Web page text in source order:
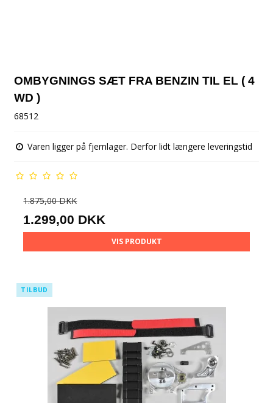
OMBYGNINGS SÆT FRA BENZIN TIL EL ( 4
WD )
68512
Varen ligger på fjernlager. Derfor lidt længere leveringstid
1.875,00 DKK
1.299,00 DKK
VIS PRODUKT
TILBUD